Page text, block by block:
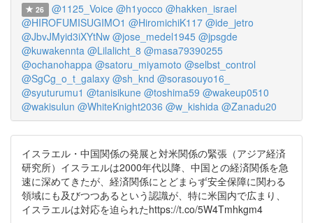
26 @1125_Voice @h1yocco @hakken_israel
@HIROFUMISUGIMO1 @HiromichiK117 @ide_jetro
@JbvJMyid3iXYtNw @jose_medel1945 @jpsgde
@kuwakennta @Lilalicht_8 @masa79390255
@ochanohappa @satoru_miyamoto @selbst_control
@SgCg_o_t_galaxy @sh_knd @sorasouyo16_
@syuturumu1 @tanisikune @toshima59 @wakeup0510
@wakisulun @WhiteKnight2036 @w_kishida @Zanadu20
イスラエル・中国関係の発展と対米関係の緊張（アジア経済
研究所）イスラエルは2000年代以降、中国との経済関係を急
速に深めてきたが、経済関係にとどまらず安全保障に関わる
領域にも及びつつあるという認識が、特に米国内で広まり、
イスラエルは対応を迫られたhttps://t.co/5W4Tmhkgm4